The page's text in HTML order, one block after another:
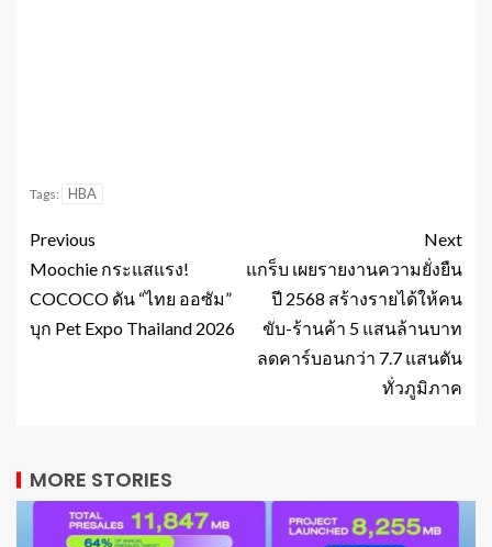
Tags: HBA
Previous
Moochie กระแสแรง!
COCOCO ดัน “ไทย ออซัม”
บุก Pet Expo Thailand 2026
Next
แกร็บ เผยรายงานความยั่งยืน
ปี 2568 สร้างรายได้ให้คน
ขับ-ร้านค้า 5 แสนล้านบาท
ลดคาร์บอนกว่า 7.7 แสนตัน
ทั่วภูมิภาค
MORE STORIES